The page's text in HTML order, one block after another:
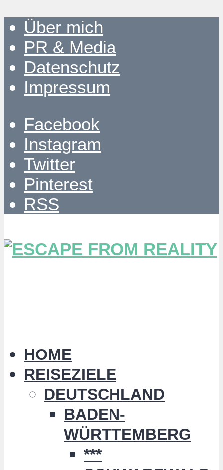
Über mich
PR & Media
Datenschutz
Impressum
Facebook
Instagram
Twitter
Pinterest
RSS
HOME
REISEZIELE
DEUTSCHLAND
BADEN-
WÜRTTEMBERG
***